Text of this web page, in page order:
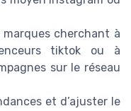
marques cherchant à
tiktok ou à
sur le réseau
et d’ajuster le